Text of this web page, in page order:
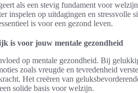
als een stevig fundament voor
inspelen op uitdagingen en stressvolle
is voor een gezond leven.
is voor jouw mentale gezondheid
op mentale gezondheid. Bij
zoals vreugde en tevredenheid
Het creëren van
solide basis voor welzijn.